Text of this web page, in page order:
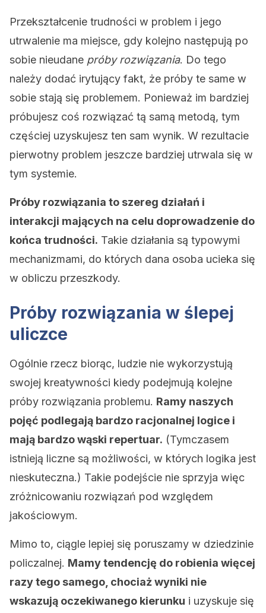
Przekształcenie trudności w problem i jego
utrwalenie ma miejsce, gdy kolejno następują po
sobie nieudane próby rozwiązania. Do tego
należy dodać irytujący fakt, że próby te same w
sobie stają się problemem. Ponieważ im bardziej
próbujesz coś rozwiązać tą samą metodą, tym
częściej uzyskujesz ten sam wynik. W rezultacie
pierwotny problem jeszcze bardziej utrwala się w
tym systemie.
Próby rozwiązania to szereg działań i
interakcji mających na celu doprowadzenie do
końca trudności. Takie działania są typowymi
mechanizmami, do których dana osoba ucieka się
w obliczu przeszkody.
Próby rozwiązania w ślepej
uliczce
Ogólnie rzecz biorąc, ludzie nie wykorzystują
swojej kreatywności kiedy podejmują kolejne
próby rozwiązania problemu. Ramy naszych
pojęć podlegają bardzo racjonalnej logice i
mają bardzo wąski repertuar. (Tymczasem
istnieją liczne są możliwości, w których logika jest
nieskuteczna.) Takie podejście nie sprzyja więc
zróżnicowaniu rozwiązań pod względem
jakościowym.
Mimo to, ciągle lepiej się poruszamy w dziedzinie
policzalnej. Mamy tendencję do robienia więcej
razy tego samego, chociaż wyniki nie
wskazują oczekiwanego kierunku i uzyskuje się